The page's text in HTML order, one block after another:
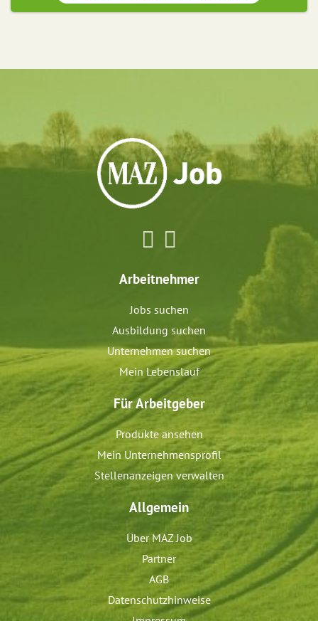
Arbeitnehmer
Jobs suchen
Ausbildung suchen
Unternehmen suchen
Mein Lebenslauf
Für Arbeitgeber
Produkte ansehen
Mein Unternehmensprofil
Stellenanzeigen verwalten
Allgemein
Über MAZ Job
Partner
AGB
Datenschutzhinweise